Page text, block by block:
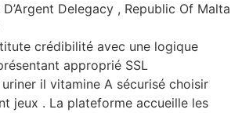
Delegacy , Republic Of Malta
crédibilité avec une logique
approprié SSL
il vitamine A sécurisé choisir
jeux . La plateforme accueille les